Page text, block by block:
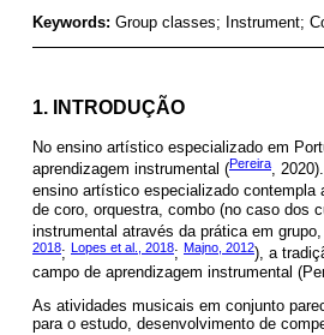
Keywords: Group classes; Instrument;
1. INTRODUÇÃO
No ensino artístico especializado em
aprendizagem instrumental (Pereira,
ensino artístico especializado contempla
de coro, orquestra, combo (no caso dos
instrumental através da prática em
2018; Lopes et al., 2018; Majno, 2012), a
campo de aprendizagem instrumental
As atividades musicais em conjunto
para o estudo, desenvolvimento de